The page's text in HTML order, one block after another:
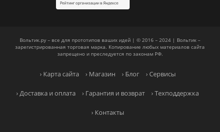
Вольтик.ру – все для прототипов ваших идей | © 2016 – 2024 | Вольтик –
зарегистрированная торговая марка. Копирование любых материалов сайта
запрещено и преследуется по законам РФ.
› Карта сайта › Магазин › Блог › Сервисы
› Доставка и оплата › Гарантия и возврат › Техподдержка
› Контакты